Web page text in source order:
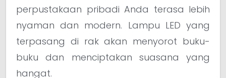
perpustakaan pribadi Anda terasa lebih
nyaman dan modern. Lampu LED yang
terpasang di rak akan menyorot buku-
buku dan menciptakan suasana yang
hangat.